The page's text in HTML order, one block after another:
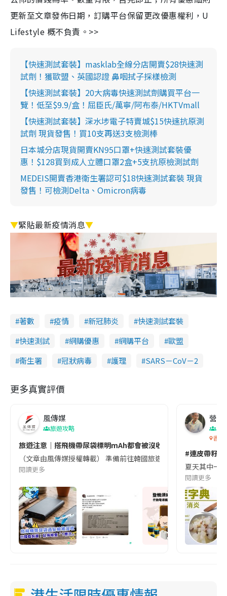
更新至文章發佈日期，訂購平台保留更改優惠權利，U
Lifestyle 概不負責。>>
【快速測試套裝】masklab全線分店開賣$28快速測
試劑！獲歐盟、英國認證 鼻咽拭子採樣檢測
【快速測試套裝】20大病毒快速測試劑購買平台一
覽！低至$9.9/盒！屈臣氏/萬寧/阿布泰/HKTVmall
【快速測試套裝】深水埗電子特賣城$15快速抗原測
試劑 現貨發售！買10支再送3支檢測棒
日本城分店現貨開賣KN95口罩+快速測試套裝優
惠！$128買到成人立體口罩2盒+5支抗原檢測試劑
MEDEIS開賣香港衛生署認可$18快速測試套裝 現貨
發售！可檢測Delta、Omicron病毒
▼緊貼最新疫情消息▼
著數 疫情 新冠肺炎
快速測試套裝
快速測試
網購優惠 網購平台
歐盟
衞生署
冠狀病毒 護理 SARS－CoV－2
更多真實評價
風傳媒
旅遊攻略
旅遊注意｜搭飛機帶尿袋標明mAh都會被沒收😱出發前切記檢查
（文章由風傳媒授權轉載） 準備前往韓國旅遊的民眾，近期要
閱讀更多
營養
香港
#連皮帶籽
夏天其中一
閱讀更多